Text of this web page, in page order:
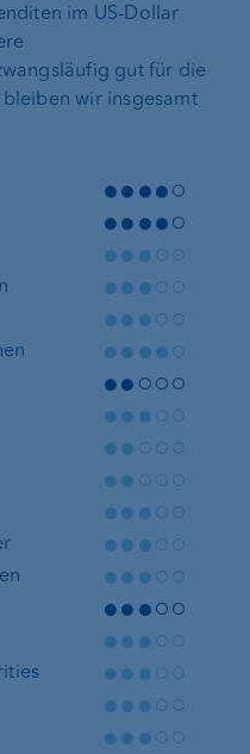
im US-Dollar
gut für die
wir insgesamt
●●●●○
●●●●○
●●●○○
●●●○○
●●●○○
●●●●○
●●○○○
●●●○○
●●○○○
●●○○○
●●●○○
●●●○○
●●●○○
●●●○○
●●●○○
●●●○○
●●●○○
●●●○○